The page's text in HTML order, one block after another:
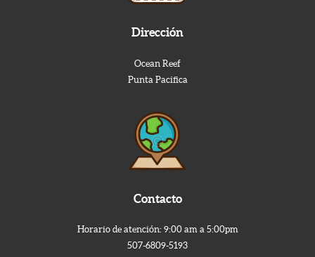
Dirección
Ocean Reef
Punta Pacifica
Contacto
Horario de atención: 9:00 am a 5:00pm
507-6809-5193